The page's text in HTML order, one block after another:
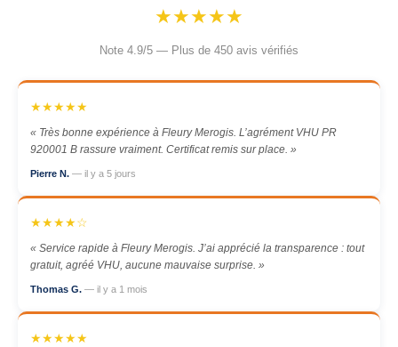
★★★★★
Note 4.9/5 — Plus de 450 avis vérifiés
★★★★★
« Très bonne expérience à Fleury Merogis. L’agrément VHU PR
920001 B rassure vraiment. Certificat remis sur place. »
Pierre N. — il y a 5 jours
★★★★☆
« Service rapide à Fleury Merogis. J’ai apprécié la transparence : tout
gratuit, agréé VHU, aucune mauvaise surprise. »
Thomas G. — il y a 1 mois
★★★★★